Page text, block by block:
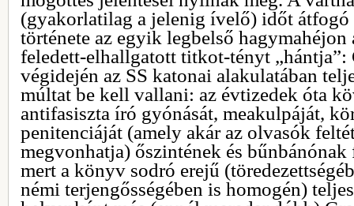
(gyakorlatilag a jelenig ívelő) időt átfogó
története az egyik legbelső hagymahéjon
feledett-elhallgatott titkot-tényt „hántja”:
végidején az SS katonai alakulatában
múltat be kell vallani: az évtizedek óta
antifasiszta író gyónását, meakulpáját,
penitenciáját (amely akár az olvasók
megvonhatja) őszintének és
mert a könyv sodró erejű
némi terjengősségében is homogén)